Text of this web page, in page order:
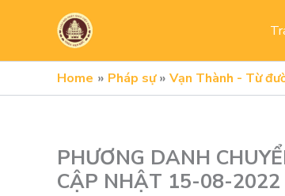
Home Pháp sự Vạn Thành - Từ
PHƯƠNG DANH
CẬP NHẬT 15-08-2022